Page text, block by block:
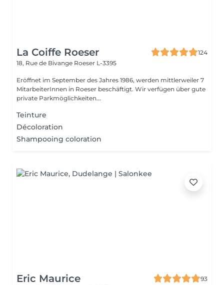
La Coiffe Roeser
124
18, Rue de Bivange Roeser L-3395
Eröffnet im September des Jahres 1986, werden mittlerweiler 7
MitarbeiterInnen in Roeser beschäftigt. Wir verfügen über gute
private Parkmöglichkeiten...
Teinture
Décoloration
Shampooing coloration
Eric Maurice
93